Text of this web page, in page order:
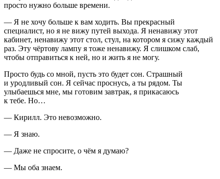
просто нужно больше времени.
— Я не хочу больше к вам ходить. Вы прекрасный
специалист, но я не вижу путей выхода. Я ненавижу этот
кабинет, ненавижу этот стол, стул, на котором я сижу каждый
раз. Эту чёртову лампу я тоже ненавижу. Я слишком слаб,
чтобы отправиться к ней, но и жить я не могу.
Просто будь со мной, пусть это будет сон. Страшный
и уродливый сон. Я сейчас проснусь, а ты рядом. Ты
улыбаешься мне, мы готовим завтрак, я прикасаюсь
к тебе. Но…
— Кирилл. Это невозможно.
— Я знаю.
— Даже не спросите, о чём я думаю?
— Мы оба знаем.